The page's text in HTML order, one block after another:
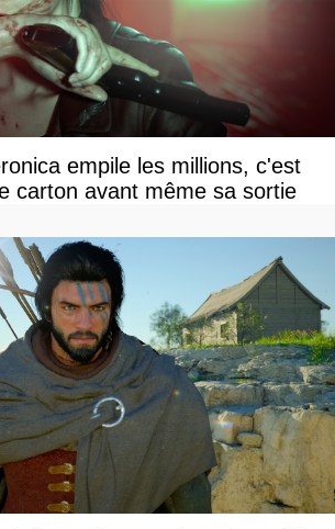
empile les millions, c'est
carton avant même sa sortie